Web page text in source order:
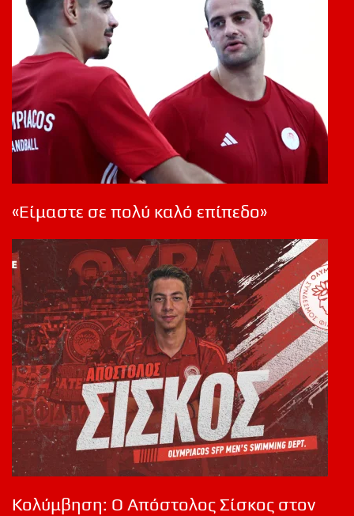
«Είμαστε σε πολύ καλό επίπεδο»
Κολύμβηση: Ο Απόστολος Σίσκος στον